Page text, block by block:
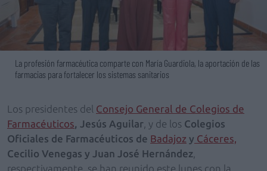
La profesión farmacéutica comparte con María Guardiola, la aportación de las
farmacias para fortalecer los sistemas sanitarios
Los presidentes del Consejo General de Colegios de
Farmacéuticos, Jesús Aguilar , y de los Colegios
Oficiales de Farmacéuticos de Badajoz y Cáceres,
Cecilio Venegas y Juan José Hernández
respectivamente, se han reunido este lunes con la